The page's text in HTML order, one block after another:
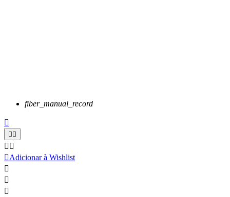
fiber_manual_record


 
Adicionar à Wishlist


